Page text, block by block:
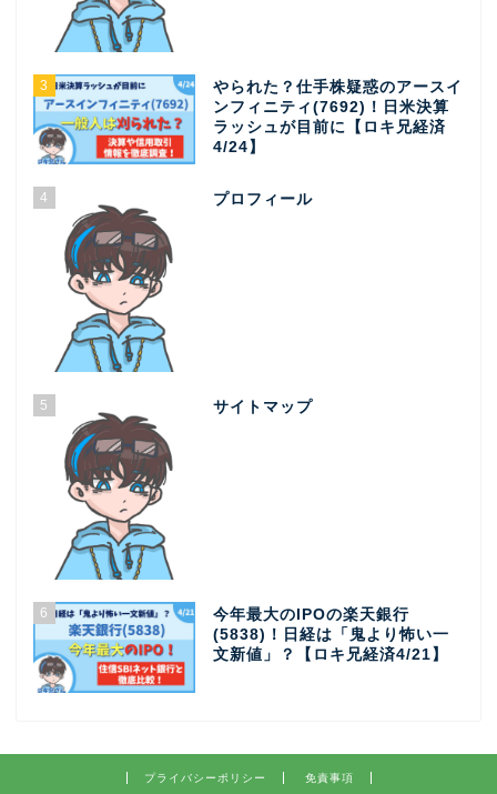
3
やられた？仕手株疑惑のアースイ
ンフィニティ(7692)！日米決算
ラッシュが目前に【ロキ兄経済
4/24】
4 プロフィール
5 サイトマップ
6
今年最大のIPOの楽天銀行
(5838)！日経は「鬼より怖い一
文新値」？【ロキ兄経済4/21】
プライバシーポリシー 免責事項